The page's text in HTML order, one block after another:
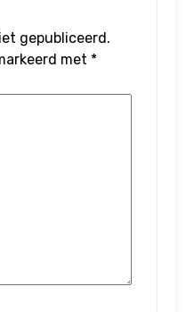
gepubliceerd.
met *